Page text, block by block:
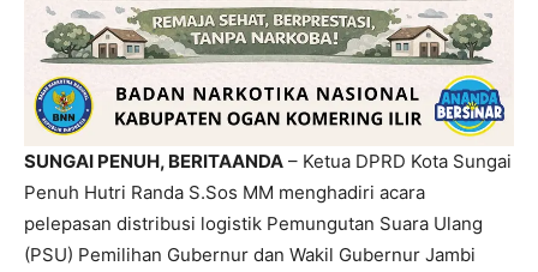
SUNGAI PENUH, BERITAANDA – Ketua DPRD Kota Sungai
Penuh Hutri Randa S.Sos MM menghadiri acara
pelepasan distribusi logistik Pemungutan Suara Ulang
(PSU) Pemilihan Gubernur dan Wakil Gubernur Jambi